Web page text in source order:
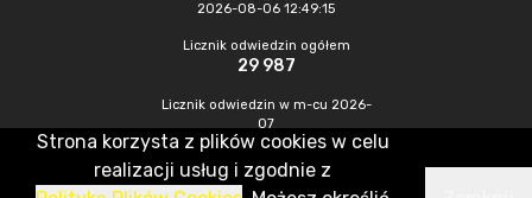
2026-08-06 12:49:15
Licznik odwiedzin ogółem
29 987
Licznik odwiedzin w m-cu 2026-
07
477
Strona korzysta z plików cookies w celu
realizacji usług i zgodnie z